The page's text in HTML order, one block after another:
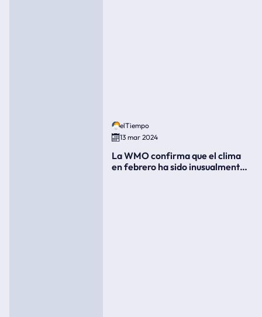
elTiempo
13 mar 2024
La WMO confirma que el clima
en febrero ha sido inusualmente